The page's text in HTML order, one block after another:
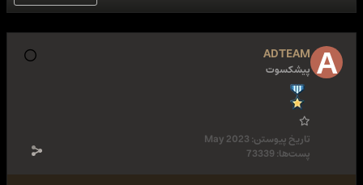
ADTEAM
پیشکسوت
تاریخ پیوستن:May 2023
پست‌ها:73339